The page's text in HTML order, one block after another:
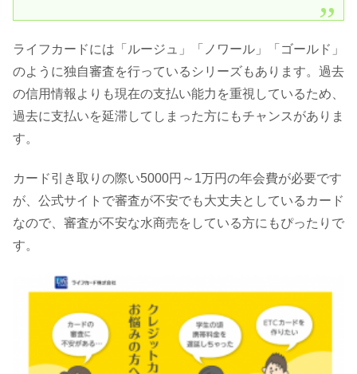
ライフカードには「ルージュ」「ノワール」「ゴールド」
のように独自審査を行っているシリーズもあります。過去
の信用情報よりも現在の支払い能力を重視しているため、
過去に支払いを延滞してしまった方にもチャンスがありま
す。
カード引き取りの際い5000円～1万円の年会費が必要です
が、公式サイトで審査が不安でも大丈夫としているカード
なので、審査が不安な水商売をしている方にもぴったりで
す。